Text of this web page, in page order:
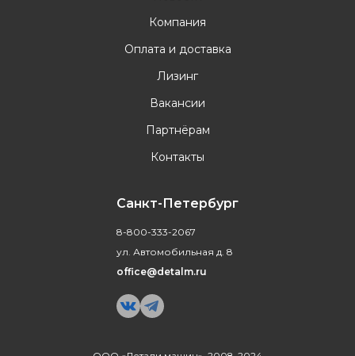
Компания
Оплата и доставка
Лизинг
Вакансии
Партнёрам
Контакты
Санкт-Петербург
8-800-333-2067
ул. Автомобильная д. 8
office@detalm.ru